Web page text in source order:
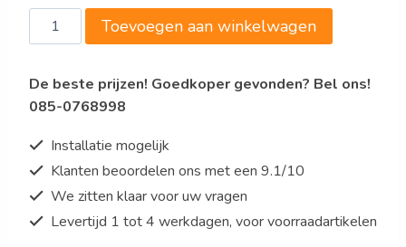
Saro
Gekoelde
UGN
4100
aantal
Toevoegen aan winkelwagen
De beste prijzen! Goedkoper gevonden? Bel ons!
085-0768998
Installatie mogelijk
Klanten beoordelen ons met een 9.1/10
We zitten klaar voor uw vragen
Levertijd 1 tot 4 werkdagen, voor voorraadartikelen